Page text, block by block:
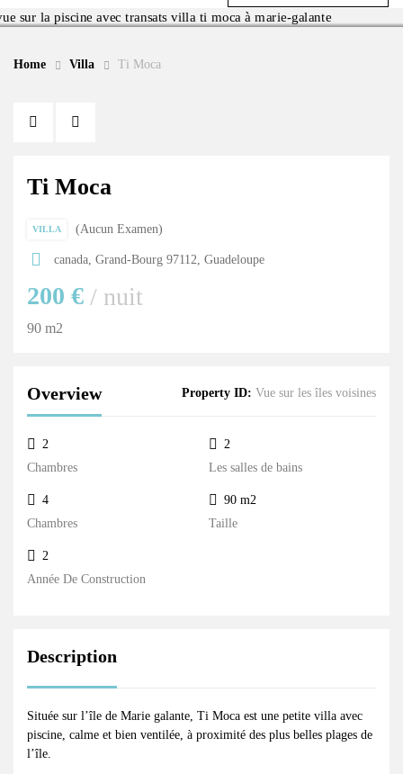
Home Villa Ti Moca
Ti Moca
VILLA Aucun Examen
canada, Grand-Bourg 97112, Guadeloupe
200 € / nuit
90 m2
Overview Property ID: Vue sur les îles voisines
Chambres
2
Les salles de bains
2
Chambres
4
Taille
90 m2
Année De Construction
2
Description
Située sur l’île de Marie galante, Ti Moca est une petite villa avec
piscine, calme et bien ventilée, à proximité des plus belles plages de
l’île.